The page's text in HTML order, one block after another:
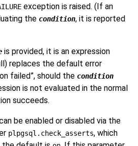
exception is raised. (If an
the condition, it is reported
is provided, it is an expression
replaces the default error
failed”, should the condition
is not evaluated in the normal
succeeds.
be enabled or disabled via the
plpgsql.check_asserts, which